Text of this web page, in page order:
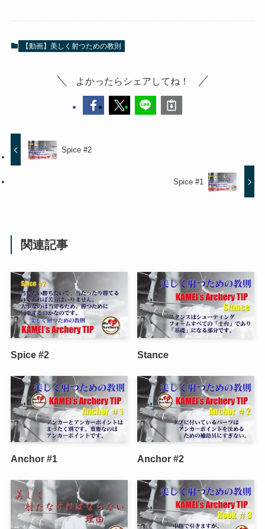
【動画】美しく射つための教則
よかったらシェアしてね！
Spice #2
Spice #1
関連記事
Spice #2 Stance
Anchor #1 Anchor #2